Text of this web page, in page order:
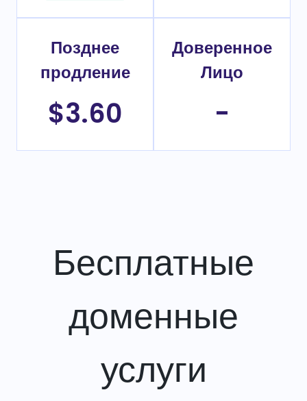
Позднее
продление
$3.60
Доверенное
Лицо
-
Бесплатные
доменные
услуги